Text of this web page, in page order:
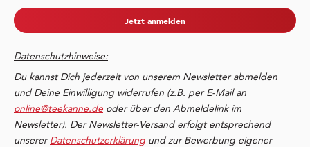
Jetzt anmelden
Datenschutzhinweise:
Du kannst Dich jederzeit von unserem Newsletter abmelden
und Deine Einwilligung widerrufen (z.B. per E-Mail an
online@teekanne.de oder über den Abmeldelink im
Newsletter). Der Newsletter-Versand erfolgt entsprechend
unsererDatenschutzerklärung und zur Bewerbung eigener